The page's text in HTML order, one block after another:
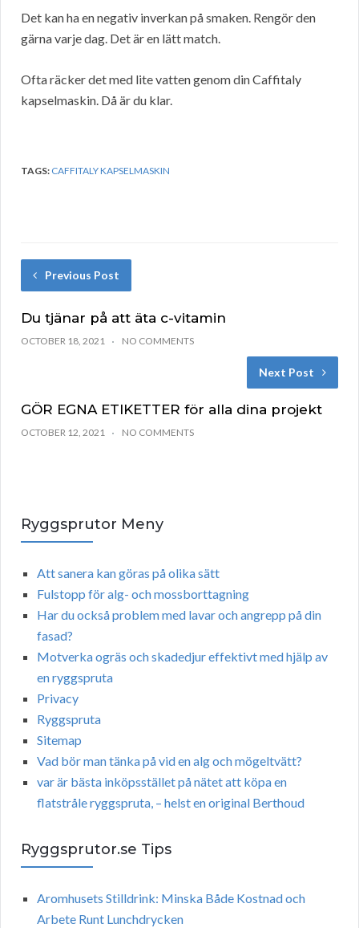
Det kan ha en negativ inverkan på smaken. Rengör den
gärna varje dag. Det är en lätt match.
Ofta räcker det med lite vatten genom din Caffitaly
kapselmaskin. Då är du klar.
TAGS: CAFFITALY KAPSELMASKIN
Previous Post
Du tjänar på att äta c-vitamin
OCTOBER 18, 2021 NO COMMENTS
Next Post
GÖR EGNA ETIKETTER för alla dina projekt
OCTOBER 12, 2021 NO COMMENTS
Ryggsprutor Meny
Att sanera kan göras på olika sätt
Fulstopp för alg- och mossborttagning
Har du också problem med lavar och angrepp på din
fasad?
Motverka ogräs och skadedjur effektivt med hjälp av
en ryggspruta
Privacy
Ryggspruta
Sitemap
Vad bör man tänka på vid en alg och mögeltvätt?
var är bästa inköpsstället på nätet att köpa en
flatstråle ryggspruta, – helst en original Berthoud
Ryggsprutor.se Tips
Aromhusets Stilldrink: Minska Både Kostnad och
Arbete Runt Lunchdrycken